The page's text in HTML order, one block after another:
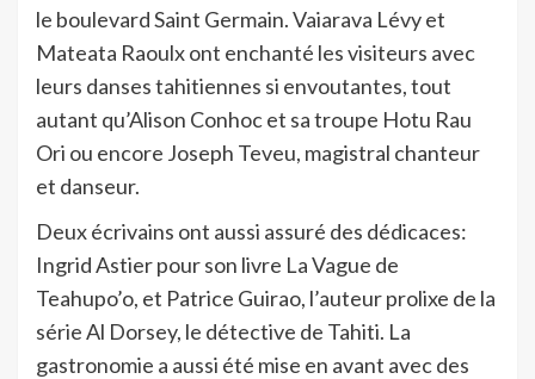
le boulevard Saint Germain. Vaiarava Lévy et
Mateata Raoulx ont enchanté les visiteurs avec
leurs danses tahitiennes si envoutantes, tout
autant qu’Alison Conhoc et sa troupe Hotu Rau
Ori ou encore Joseph Teveu, magistral chanteur
et danseur.
Deux écrivains ont aussi assuré des dédicaces:
Ingrid Astier pour son livre La Vague de
Teahupo’o, et Patrice Guirao, l’auteur prolixe de la
série Al Dorsey, le détective de Tahiti. La
gastronomie a aussi été mise en avant avec des